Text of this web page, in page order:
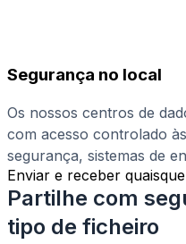
Segurança no local
Os nossos centros de
com acesso controlado
segurança, sistemas de
Enviar e receber
Partilhe com
tipo de ficheiro